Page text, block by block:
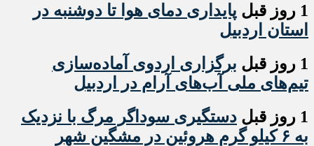
1 روز قبل
پایداری دمای هوا تا دوشنبه در
استان اردبیل
1 روز قبل
برگزاری اردوی آماده‌سازی
تیم‌های ملی آب‌های آرام در اردبیل
1 روز قبل
دستگیری سوداگر مرگ با نزدیک
به ۶ کیلو گرم هروئین در مشگین شهر